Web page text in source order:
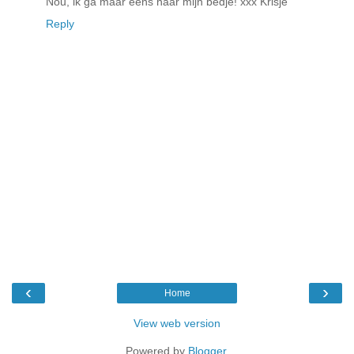
Reply
‹ ›
Home
View web version
Powered by Blogger.